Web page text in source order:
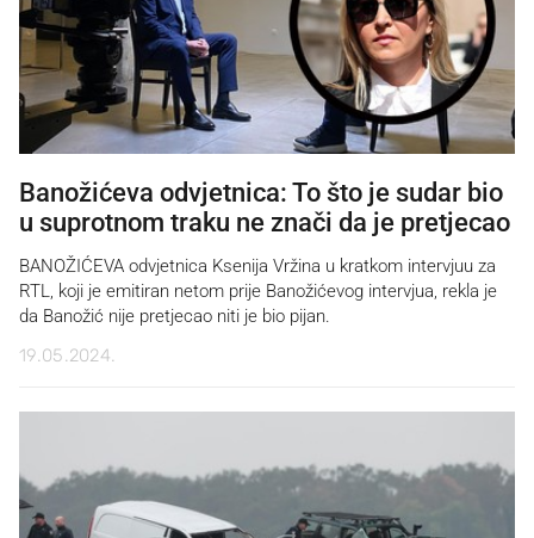
Banožićeva odvjetnica: To što je sudar bio
u suprotnom traku ne znači da je pretjecao
BANOŽIĆEVA odvjetnica Ksenija Vržina u kratkom intervjuu za
RTL, koji je emitiran netom prije Banožićevog intervjua, rekla je
da Banožić nije pretjecao niti je bio pijan.
19.05.2024.